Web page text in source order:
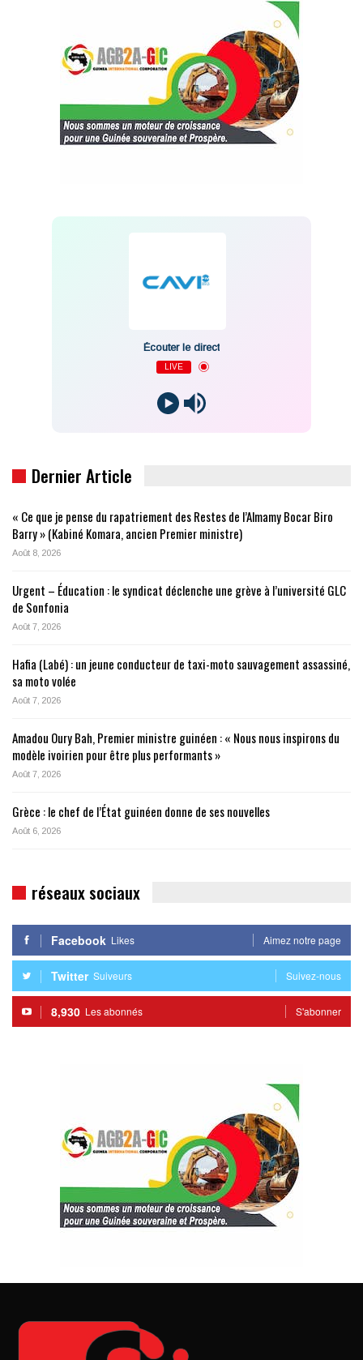
Écouter le direct
LIVE
Dernier Article
« Ce que je pense du rapatriement des Restes de l’Almamy Bocar Biro
Barry » (Kabiné Komara, ancien Premier ministre)
Août 8, 2026
Urgent – Éducation : le syndicat déclenche une grève à l’université GLC
de Sonfonia
Août 7, 2026
Hafia (Labé) : un jeune conducteur de taxi-moto sauvagement assassiné,
sa moto volée
Août 7, 2026
Amadou Oury Bah, Premier ministre guinéen : « Nous nous inspirons du
modèle ivoirien pour être plus performants »
Août 7, 2026
Grèce : le chef de l’État guinéen donne de ses nouvelles
Août 6, 2026
réseaux sociaux
Facebook Likes Aimez notre page
Twitter Suiveurs Suivez-nous
8,930 Les abonnés S'abonner